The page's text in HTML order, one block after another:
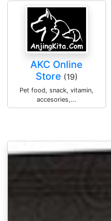
AKC Online
Store (19)
Pet food, snack, vitamin,
accesories,...